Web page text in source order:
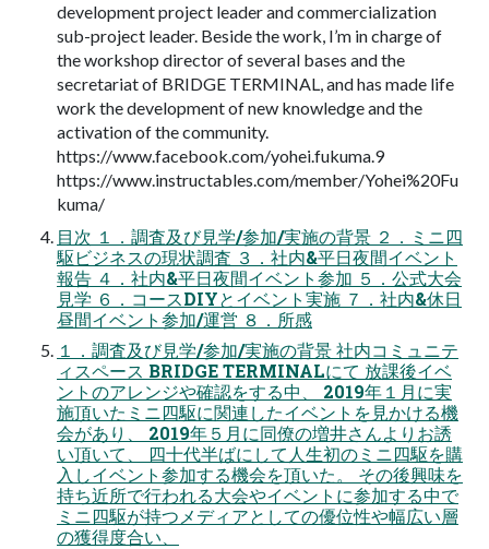
development project leader and commercialization
sub-project leader. Beside the work, I’m in charge of
the workshop director of several bases and the
secretariat of BRIDGE TERMINAL, and has made life
work the development of new knowledge and the
activation of the community.
https://www.facebook.com/yohei.fukuma.9
https://www.instructables.com/member/Yohei%20Fu
kuma/
目次 １．調査及び見学/参加/実施の背景 ２．ミニ四
駆ビジネスの現状調査 ３．社内&平日夜間イベント
報告 ４．社内&平日夜間イベント参加 ５．公式大会
見学 ６．コースDIYとイベント実施 ７．社内&休日
昼間イベント参加/運営 ８．所感
１．調査及び見学/参加/実施の背景 社内コミュニテ
ィスペース BRIDGE TERMINALにて 放課後イベ
ントのアレンジや確認をする中、 2019年１月に実
施頂いたミニ四駆に関連したイベントを見かける機
会があり、 2019年５月に同僚の増井さんよりお誘
い頂いて、 四十代半ばにして人生初のミニ四駆を購
入しイベント参加する機会を頂いた。 その後興味を
持ち近所で行われる大会やイベントに参加する中で
ミニ四駆が持つメディアとしての優位性や幅広い層
の獲得度合い、